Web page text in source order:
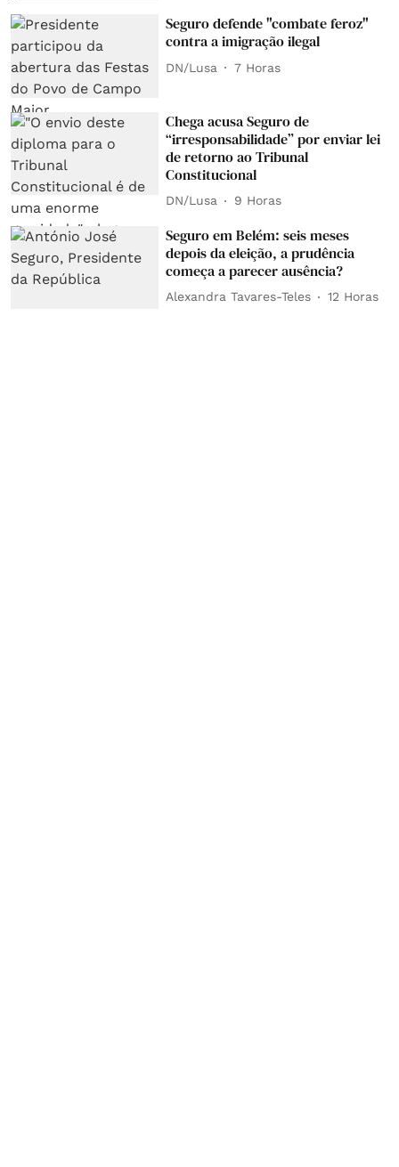
Seguro defende "combate feroz"
contra a imigração ilegal
DN/Lusa 7 Horas
Chega acusa Seguro de
“irresponsabilidade” por enviar lei
de retorno ao Tribunal
Constitucional
DN/Lusa 9 Horas
Seguro em Belém: seis meses
depois da eleição, a prudência
começa a parecer ausência?
Alexandra Tavares-Teles 12 Horas